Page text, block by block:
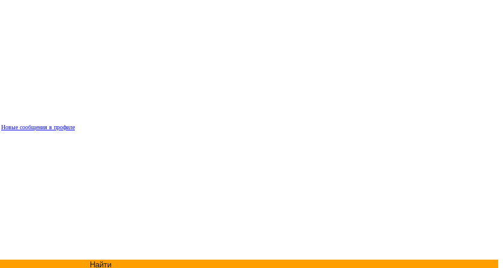
Новые сообщения в профиле
Найти